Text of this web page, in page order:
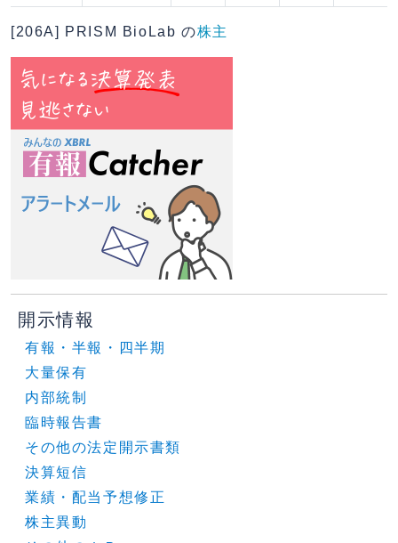
[206A] PRISM BioLab の株主
開示情報
有報・半報・四半期
大量保有
内部統制
臨時報告書
その他の法定開示書類
決算短信
業績・配当予想修正
株主異動